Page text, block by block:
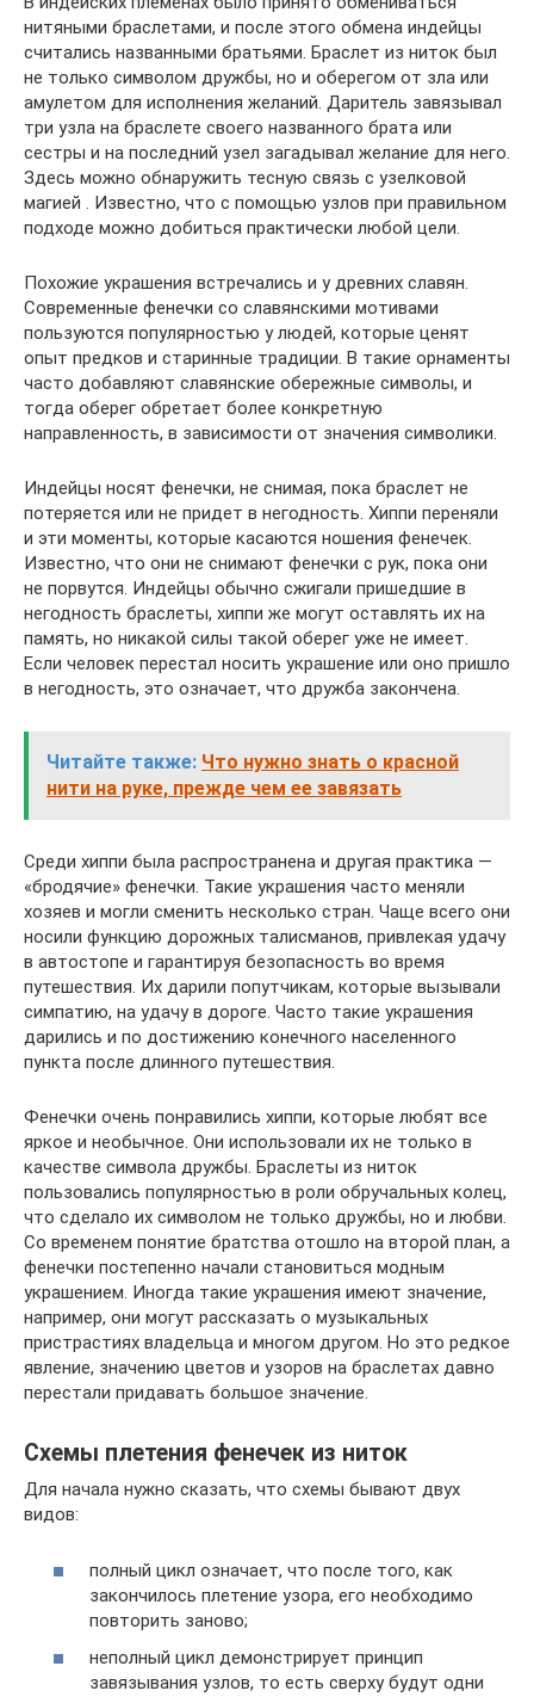
нитяными браслетами, и после этого обмена индейцы
считались названными братьями. Браслет из ниток был
не только символом дружбы, но и оберегом от зла или
амулетом для исполнения желаний. Даритель завязывал
три узла на браслете своего названного брата или
сестры и на последний узел загадывал желание для него.
Здесь можно обнаружить тесную связь с узелковой
магией . Известно, что с помощью узлов при правильном
подходе можно добиться практически любой цели.
Похожие украшения встречались и у древних славян.
Современные фенечки со славянскими мотивами
пользуются популярностью у людей, которые ценят
опыт предков и старинные традиции. В такие орнаменты
часто добавляют славянские обережные символы, и
тогда оберег обретает более конкретную
направленность, в зависимости от значения символики.
Индейцы носят фенечки, не снимая, пока браслет не
потеряется или не придет в негодность. Хиппи переняли
и эти моменты, которые касаются ношения фенечек.
Известно, что они не снимают фенечки с рук, пока они
не порвутся. Индейцы обычно сжигали пришедшие в
негодность браслеты, хиппи же могут оставлять их на
память, но никакой силы такой оберег уже не имеет.
Если человек перестал носить украшение или оно пришло
в негодность, это означает, что дружба закончена.
Читайте также: Что нужно знать о красной
нити на руке, прежде чем ее завязать
Среди хиппи была распространена и другая практика —
«бродячие» фенечки. Такие украшения часто меняли
хозяев и могли сменить несколько стран. Чаще всего они
носили функцию дорожных талисманов, привлекая удачу
в автостопе и гарантируя безопасность во время
путешествия. Их дарили попутчикам, которые вызывали
симпатию, на удачу в дороге. Часто такие украшения
дарились и по достижению конечного населенного
пункта после длинного путешествия.
Фенечки очень понравились хиппи, которые любят все
яркое и необычное. Они использовали их не только в
качестве символа дружбы. Браслеты из ниток
пользовались популярностью в роли обручальных колец,
что сделало их символом не только дружбы, но и любви.
Со временем понятие братства отошло на второй план, а
фенечки постепенно начали становиться модным
украшением. Иногда такие украшения имеют значение,
например, они могут рассказать о музыкальных
пристрастиях владельца и многом другом. Но это редкое
явление, значению цветов и узоров на браслетах давно
перестали придавать большое значение.
Схемы плетения фенечек из ниток
Для начала нужно сказать, что схемы бывают двух
видов:
полный цикл означает, что после того, как
закончилось плетение узора, его необходимо
повторить заново;
неполный цикл демонстрирует принцип
завязывания узлов, то есть сверху будут одни